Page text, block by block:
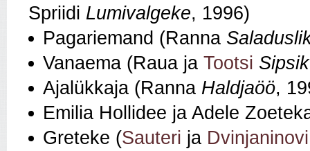
Spriidi Lumivalgeke, 1996)
Pagariemand (Ranna
Vanaema (Raua ja Tootsi Sipsik
Ajalükkaja (Ranna Haldjaöö,
Emilia Hollidee ja Adele
Greteke (Sauteri ja Dvinjaninovi